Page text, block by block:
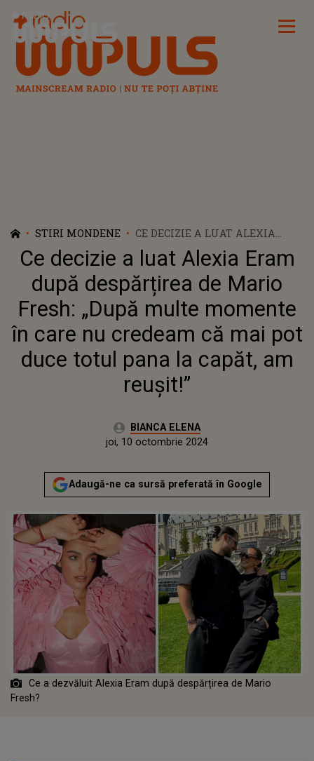
Radio Impuls
STIRI MONDENE
CE DECIZIE A LUAT ALEXIA
ERAM DUPĂ DESPĂRȚIREA DE
MARIO FRESH: „DUPĂ MULTE
MOMENTE ÎN CARE NU
CREDEAM CĂ MAI POT DUCE
TOTUL PANA LA CAPĂT, AM
Ce decizie a luat Alexia Eram
după despărțirea de Mario
Fresh: „După multe momente
în care nu credeam că mai pot
duce totul pana la capăt, am
reușit!”
Autor:BIANCA ELENA
joi, 10 octombrie 2024Actualizat:
joi, 10 octombrie 2024
Adaugă-ne ca sursă preferată în Google
Ce a dezvăluit Alexia Eram după despărțirea de Mario
Fresh?